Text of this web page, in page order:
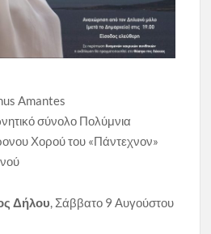
Amantes
σύνολο Πολύμνια
Χορού του «Πάντεχνον»
Δήλου, Σάββατο 9 Αυγούστου